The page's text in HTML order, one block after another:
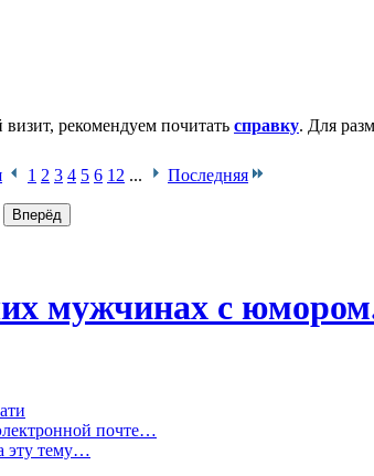
рекомендуем почитать справку. Для
1 2 3 4 5 6 12 ... Последняя
мужчинах с
почте…
эту тему…